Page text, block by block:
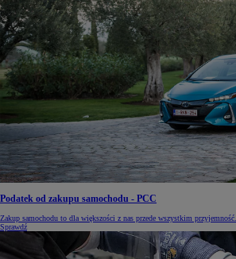
Podatek od zakupu samochodu - PCC
Zakup samochodu to dla większości z nas przede wszystkim przyjemność.
Sprawdź